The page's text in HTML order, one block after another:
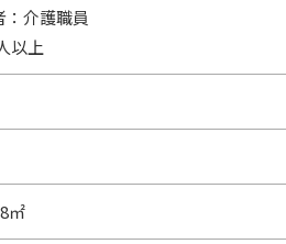
：介護職員
以上
㎡